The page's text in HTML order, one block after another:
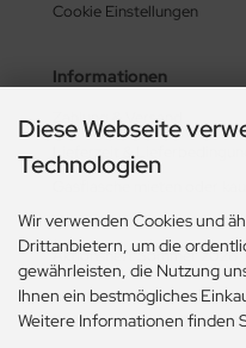
Cookie Einstellungen
Informationen
Zahlung & Versand
Lieferzeit &
Historie? Fehlanzeige!
Aktionsheft Sommer 2026
Zahlungsmethoden
Diese Webseite
Technologien
Wir verwenden Cookies und
Drittanbietern, um die
gewährleisten, die Nutzung
Ihnen ein bestmögliches
Weitere Informationen finden